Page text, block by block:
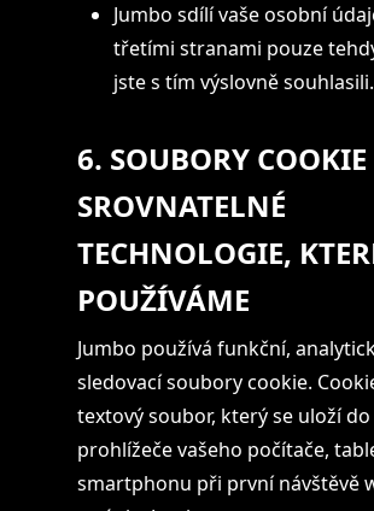
Jumbo sdílí vaše osobní
třetími stranami pouze
jste s tím výslovně souhlasili.
6. SOUBORY
SROVNATELNÉ
TECHNOLOGIE,
POUŽÍVÁME
Jumbo používá funkční,
sledovací soubory cookie.
textový soubor, který se uloží do
prohlížeče vašeho počítače,
smartphonu při první návštěvě